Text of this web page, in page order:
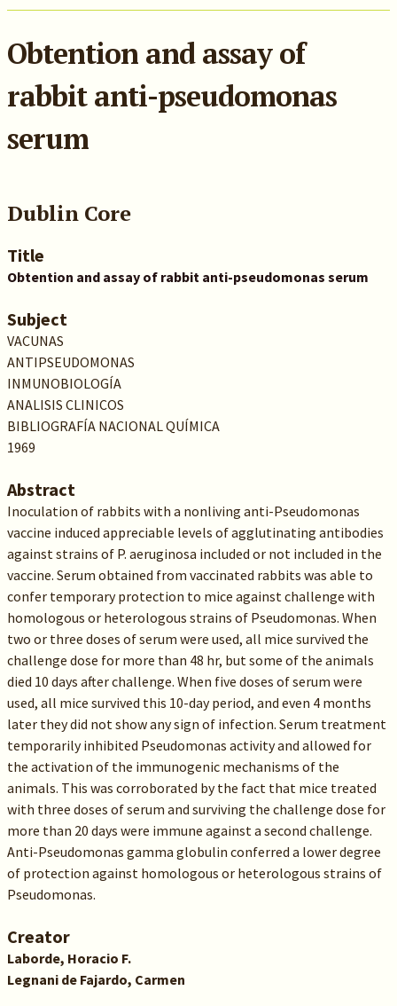
Obtention and assay of
rabbit anti-pseudomonas
serum
Dublin Core
Title
Obtention and assay of rabbit anti-pseudomonas serum
Subject
VACUNAS
ANTIPSEUDOMONAS
INMUNOBIOLOGÍA
ANALISIS CLINICOS
BIBLIOGRAFÍA NACIONAL QUÍMICA
1969
Abstract
Inoculation of rabbits with a nonliving anti-Pseudomonas
vaccine induced appreciable levels of agglutinating antibodies
against strains of P. aeruginosa included or not included in the
vaccine. Serum obtained from vaccinated rabbits was able to
confer temporary protection to mice against challenge with
homologous or heterologous strains of Pseudomonas. When
two or three doses of serum were used, all mice survived the
challenge dose for more than 48 hr, but some of the animals
died 10 days after challenge. When five doses of serum were
used, all mice survived this 10-day period, and even 4 months
later they did not show any sign of infection. Serum treatment
temporarily inhibited Pseudomonas activity and allowed for
the activation of the immunogenic mechanisms of the
animals. This was corroborated by the fact that mice treated
with three doses of serum and surviving the challenge dose for
more than 20 days were immune against a second challenge.
Anti-Pseudomonas gamma globulin conferred a lower degree
of protection against homologous or heterologous strains of
Pseudomonas.
Creator
Laborde, Horacio F.
Legnani de Fajardo, Carmen